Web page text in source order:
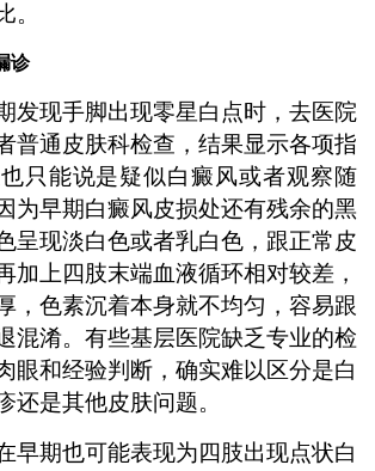
。
诊
发现手脚出现零星白点时，去医院
普通皮肤科检查，结果显示各项指
只能说是疑似白癜风或者观察随
为早期白癜风皮损处还有残余的黑
呈现淡白色或者乳白色，跟正常皮
加上四肢末端血液循环相对较差，
，色素沉着本身就不均匀，容易跟
混淆。有些基层医院缺乏专业的检
眼和经验判断，确实难以区分是白
还是其他皮肤问题。
早期也可能表现为四肢出现点状白